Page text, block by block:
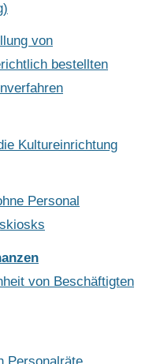
von
bestellten
Kultureinrichtung
Personal
von Beschäftigten